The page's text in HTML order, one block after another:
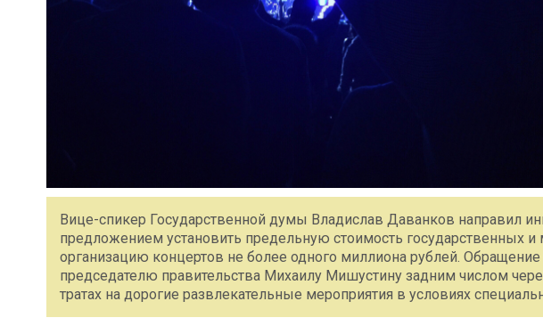
Вице-спикер Государственной думы Владислав Даванков направил
предложением установить предельную стоимость государственных
организацию концертов не более одного миллиона рублей.
председателю правительства Михаилу Мишустину задним числом
тратах на дорогие развлекательные мероприятия в условиях